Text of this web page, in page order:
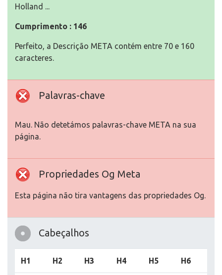
Holland ...
Cumprimento : 146
Perfeito, a Descrição META contém entre 70 e 160
caracteres.
Palavras-chave
Mau. Não detetámos palavras-chave META na sua
página.
Propriedades Og Meta
Esta página não tira vantagens das propriedades Og.
Cabeçalhos
H1 H2 H3 H4 H5 H6